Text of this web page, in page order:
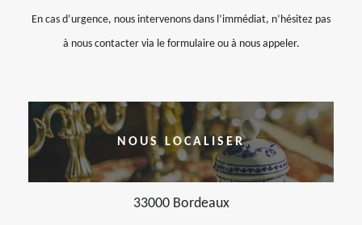
En cas d’urgence, nous intervenons dans l’immédiat, n’hésitez pas
à nous contacter via le formulaire ou à nous appeler.
NOUS LOCALISER
33000 Bordeaux